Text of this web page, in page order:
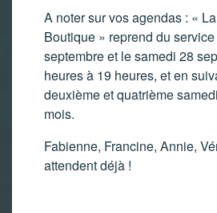
A noter sur vos agendas : «
Boutique » reprend du
septembre et le samedi 28
heures à 19 heures, et en
deuxième et quatrième
mois.
Fabienne, Francine, Annie,
attendent déjà !